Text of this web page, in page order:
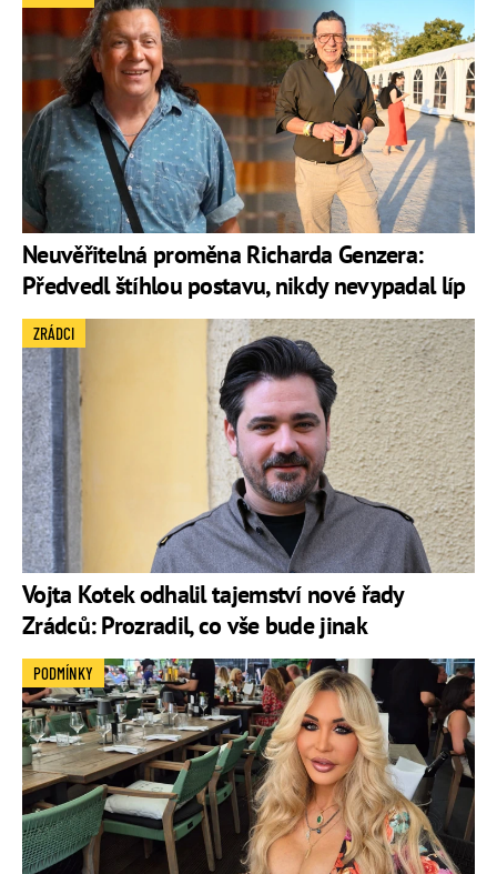
Neuvěřitelná proměna Richarda Genzera:
Předvedl štíhlou postavu, nikdy nevypadal líp
Vojta Kotek odhalil tajemství nové řady
Zrádců: Prozradil, co vše bude jinak
ZRÁDCI
PODMÍNKY